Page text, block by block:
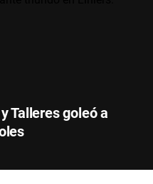
Talleres goleó a